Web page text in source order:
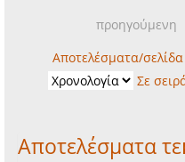
προηγούμενη
Αποτελέσματα/σελίδα
Σε
Αποτελέσματα